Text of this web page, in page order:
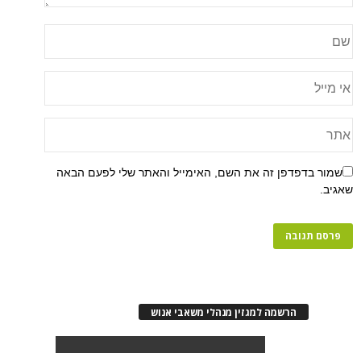
שמור בדפדפן זה את השם, האימייל והאתר שלי לפעם הבאה
שאגיב.
הרשמה למגזין מנהלי משאבי אנוש